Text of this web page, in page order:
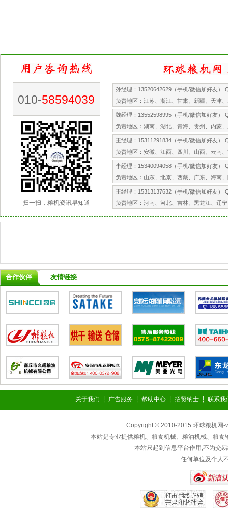
010-58594039
扫一扫，粮机资讯早知道
孙经理：13520642629（手机/微信加好友）
负责地区：江苏、浙江、甘肃、新疆、天津
魏经理：13552598995（手机/微信加好友）
负责地区：湖南、湖北、青海、贵州、内蒙
王经理：15311291834（手机/微信加好友）
负责地区：安徽、江西、四川、山西、云南
李经理：15340094058（手机/微信加好友）
负责地区：山东、北京、西藏、广东、海南
王经理：15313137632（手机/微信加好友）
负责地区：河南、河北、吉林、黑龙江、辽宁
合作伙伴 友情链接
关于我们 ┆ 广告服务 ┆ 帮助中心 ┆ 招贤纳士 ┆ 联系我
Copyright © 2010-2015 环球粮机网-
本站是专业提供粮机、粮食机械、粮油机械、粮
本站只起到信息平台作用,不为交
任何单位及个人